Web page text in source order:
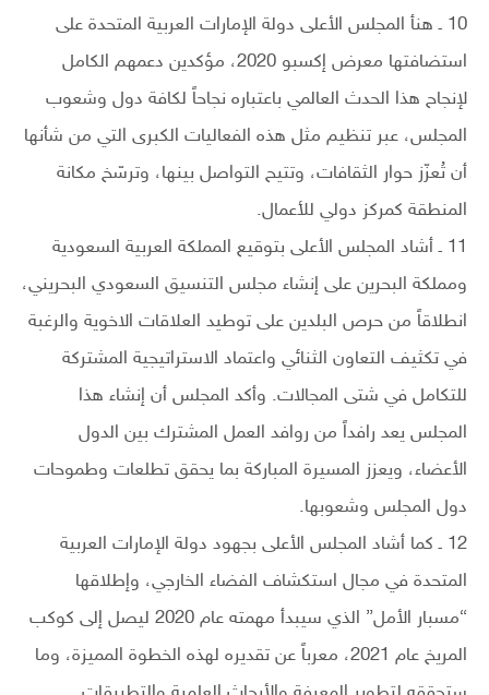
10 ـ هنأ المجلس الأعلى دولة الإمارات العربية المتحدة على
استضافتها معرض إكسبو 2020، مؤكدين دعمهم الكامل
لإنجاح هذا الحدث العالمي باعتباره نجاحاً لكافة دول وشعوب
المجلس، عبر تنظيم مثل هذه الفعاليات الكبرى التي من شأنها
أن تُعزّز حوار الثقافات، وتتيح التواصل بينها، وترسّخ مكانة
المنطقة كمركز دولي للأعمال.
11 ـ أشاد المجلس الأعلى بتوقيع المملكة العربية السعودية
ومملكة البحرين على إنشاء مجلس التنسيق السعودي البحريني،
انطلاقاً من حرص البلدين على توطيد العلاقات الاخوية والرغبة
في تكثيف التعاون الثنائي واعتماد الاستراتيجية المشتركة
للتكامل في شتى المجالات. وأكد المجلس أن إنشاء هذا
المجلس يعد رافداً من روافد العمل المشترك بين الدول
الأعضاء، ويعزز المسيرة المباركة بما يحقق تطلعات وطموحات
دول المجلس وشعوبها.
12 ـ كما أشاد المجلس الأعلى بجهود دولة الإمارات العربية
المتحدة في مجال استكشاف الفضاء الخارجي، وإطلاقها
“مسبار الأمل” الذي سيبدأ مهمته عام 2020 ليصل إلى كوكب
المريخ عام 2021، معرباً عن تقديره لهذه الخطوة المميزة، وما